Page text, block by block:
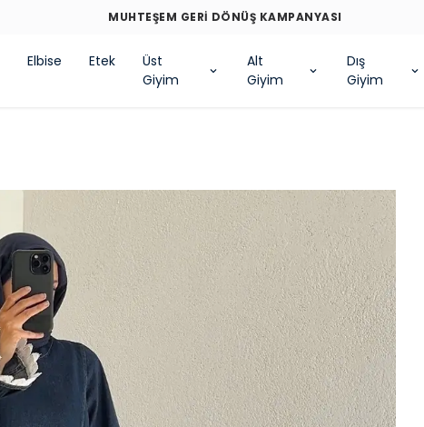
MUHTEŞEM GERİ DÖNÜŞ KAMPANYASI
Elbise Etek
Üst
Giyim
Alt
Giyim
Dış
Giyim